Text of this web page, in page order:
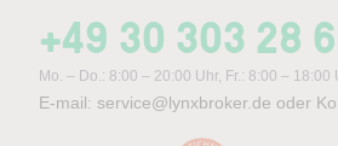
+49 30 303 28
Mo. – Do.: 8:00 – 20:00 Uhr, Fr.: 8:00 – 18:00
E-mail: service@lynxbroker.de oder